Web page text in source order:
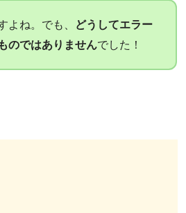
よね。でも、
どうしてエラー
のではありませんでした！